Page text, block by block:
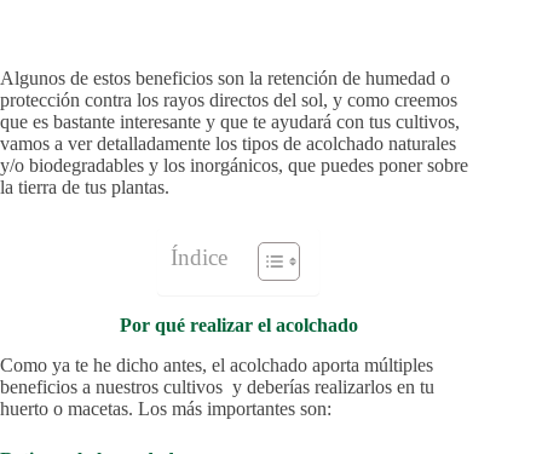
Algunos de estos beneficios son la retención de humedad o
protección contra los rayos directos del sol, y como creemos
que es bastante interesante y que te ayudará con tus cultivos,
vamos a ver detalladamente los tipos de acolchado naturales
y/o biodegradables y los inorgánicos, que puedes poner sobre
la tierra de tus plantas.
Índice
Por qué realizar el acolchado
Como ya te he dicho antes, el acolchado aporta múltiples
beneficios a nuestros cultivos y deberías realizarlos en tu
huerto o macetas. Los más importantes son: